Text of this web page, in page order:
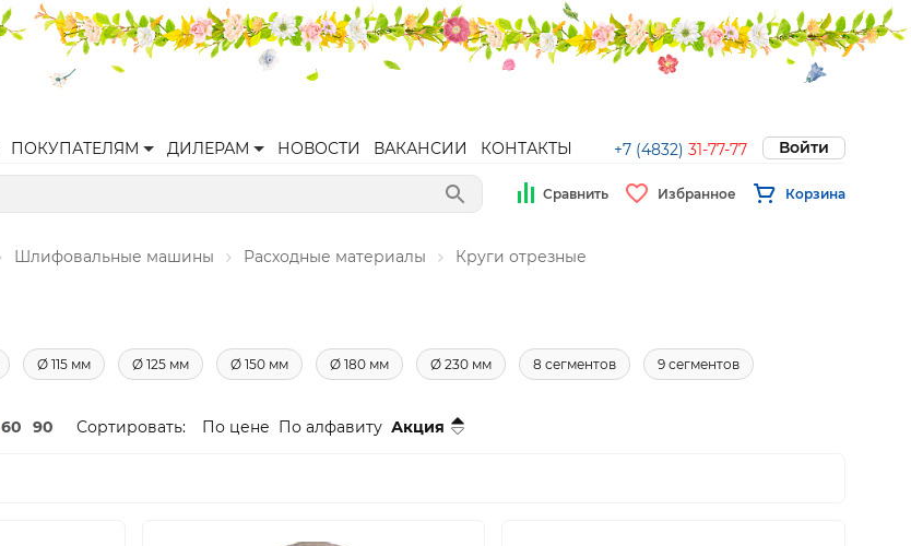
ПОКУПАТЕЛЯМ ДИЛЕРАМ НОВОСТИ ВАКАНСИИ КОНТАКТЫ +7 (4832) 31-77-77 Войти
Сравнить Избранное Корзина
Шлифовальные машины Расходные материалы Круги отрезные
Ø 115 мм Ø 125 мм Ø 150 мм Ø 180 мм Ø 230 мм 8 сегментов 9 сегментов
60 90 Сортировать: По цене По алфавиту Акция